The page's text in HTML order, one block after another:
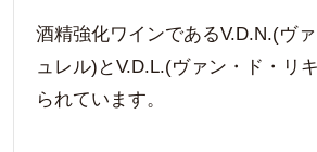
酒精強化ワインであるV.D.N.(ヴ
ュレル)とV.D.L.(ヴァン・ド・リ
られています。